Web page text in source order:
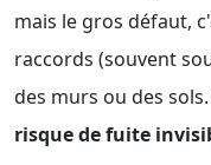
mais le gros défaut,
raccords (souvent
des murs ou des
risque de fuite